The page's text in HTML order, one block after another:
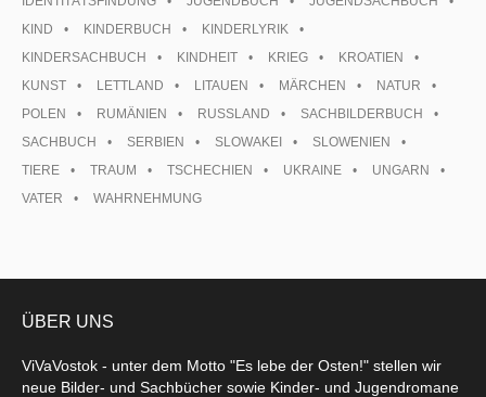
KIND
KINDERBUCH
KINDERLYRIK
KINDERSACHBUCH
KINDHEIT KRIEG
KROATIEN
KUNST
LETTLAND LITAUEN MÄRCHEN
NATUR
POLEN
RUMÄNIEN RUSSLAND
SACHBILDERBUCH
SACHBUCH
SERBIEN SLOWAKEI
SLOWENIEN
TIERE
TRAUM TSCHECHIEN UKRAINE
UNGARN
VATER
WAHRNEHMUNG
ÜBER UNS
ViVaVostok - unter dem Motto "Es lebe der Osten!" stellen wir
neue Bilder- und Sachbücher sowie Kinder- und Jugendromane